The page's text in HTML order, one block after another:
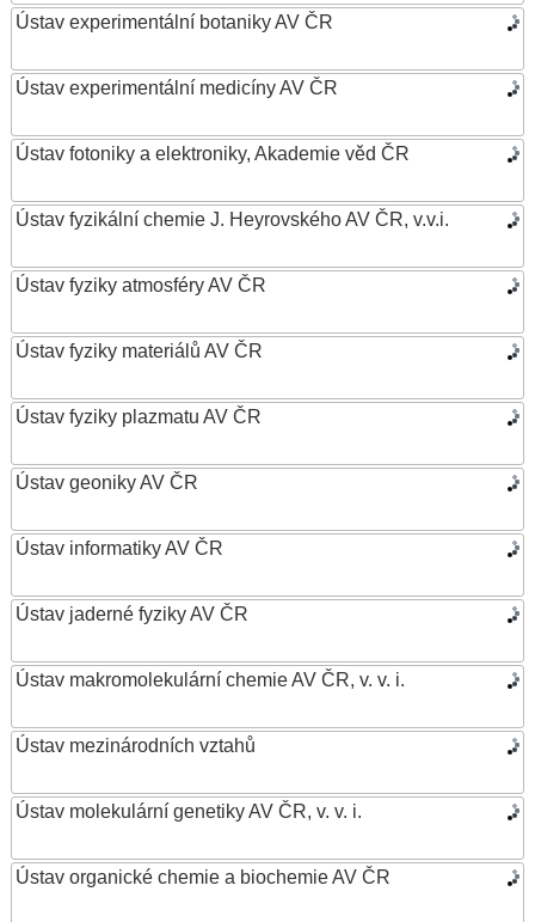
Ústav experimentální botaniky AV ČR
Ústav experimentální medicíny AV ČR
Ústav fotoniky a elektroniky, Akademie věd ČR
Ústav fyzikální chemie J. Heyrovského AV ČR, v.v.i.
Ústav fyziky atmosféry AV ČR
Ústav fyziky materiálů AV ČR
Ústav fyziky plazmatu AV ČR
Ústav geoniky AV ČR
Ústav informatiky AV ČR
Ústav jaderné fyziky AV ČR
Ústav makromolekulární chemie AV ČR, v. v. i.
Ústav mezinárodních vztahů
Ústav molekulární genetiky AV ČR, v. v. i.
Ústav organické chemie a biochemie AV ČR